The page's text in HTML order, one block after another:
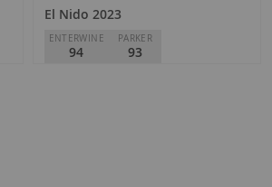
El Nido 2023
ENTERWINE
94
PARKER
93